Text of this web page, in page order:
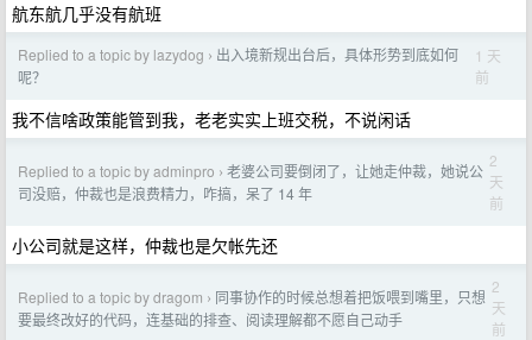
航东航几乎没有航班
Replied to a topic by lazydog › 出入境新规出台后，具体形势到底如何
呢？
1 天
前
我不信啥政策能管到我，老老实实上班交税，不说闲话
Replied to a topic by adminpro › 老婆公司要倒闭了，让她走仲裁，她说公
司没赔，仲裁也是浪费精力，咋搞，呆了 14 年
2
天
前
小公司就是这样，仲裁也是欠帐先还
Replied to a topic by dragom › 同事协作的时候总想着把饭喂到嘴里，只想
要最终改好的代码，连基础的排查、阅读理解都不愿自己动手
2
天
前